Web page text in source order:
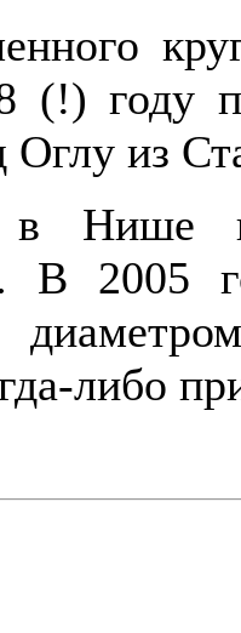
(!) году
из
Нише
В 2005
либо